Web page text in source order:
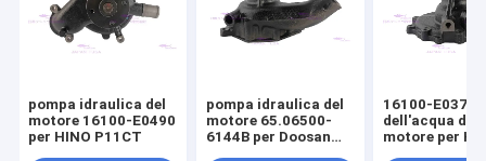
pompa idraulica del
motore 16100-E0490
per HINO P11CT
pompa idraulica del
motore 65.06500-
6144B per Doosan
16100-E0372
dell'acqua del
motore per